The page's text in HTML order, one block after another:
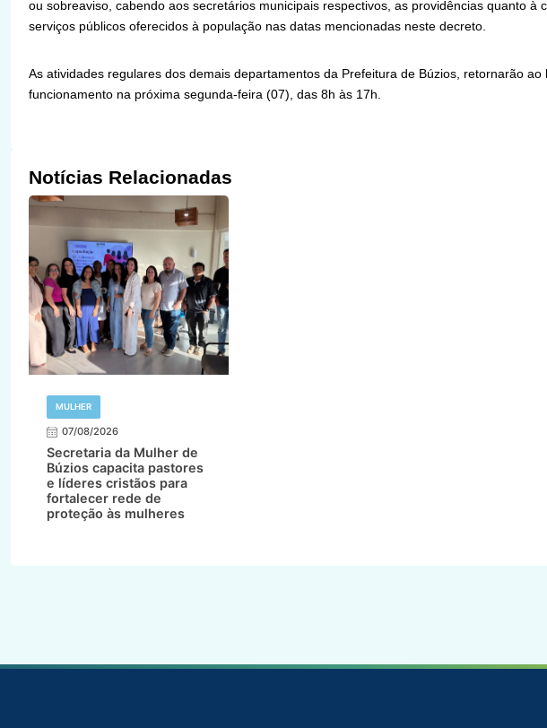
ou sobreaviso, cabendo aos secretários municipais respectivos, as providências quanto à
serviços públicos oferecidos à população nas datas mencionadas neste decreto.
As atividades regulares dos demais departamentos da Prefeitura de Búzios, retornarão ao
funcionamento na próxima segunda-feira (07), das 8h às 17h.
Notícias Relacionadas
MULHER
07/08/2026
Secretaria da Mulher de
Búzios capacita pastores
e líderes cristãos para
fortalecer rede de
proteção às mulheres